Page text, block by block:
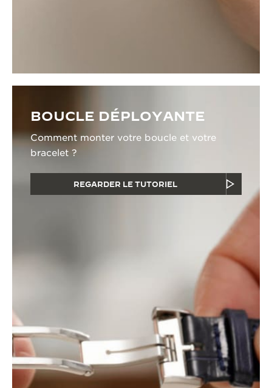
BOUCLE DÉPLOYANTE
Comment monter votre boucle et votre
bracelet ?
REGARDER LE TUTORIEL